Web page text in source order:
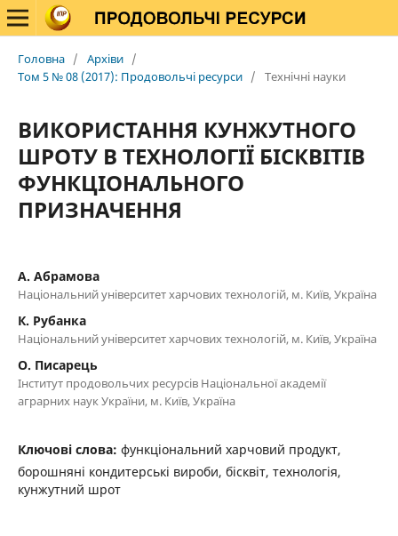
Головна / Архіви /
Том 5 № 08 (2017): Продовольчі ресурси / Технічні науки
ВИКОРИСТАННЯ КУНЖУТНОГО
ШРОТУ В ТЕХНОЛОГІЇ БІСКВІТІВ
ФУНКЦІОНАЛЬНОГО
ПРИЗНАЧЕННЯ
А. Абрамова
Національний університет харчових технологій, м. Київ, Україна
К. Рубанка
Національний університет харчових технологій, м. Київ, Україна
О. Писарець
Інститут продовольчих ресурсів Національної академії
аграрних наук України, м. Київ, Україна
Ключові слова: функціональний харчовий продукт,
борошняні кондитерські вироби, бісквіт, технологія,
кунжутний шрот